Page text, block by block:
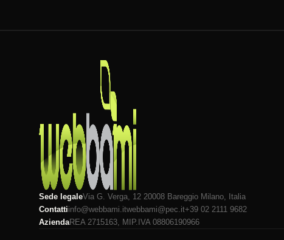
Sede legaleVia G. Verga, 12 20008 Bareggio Milano , Italia
Contattiinfo@webbami.itwebbami@pec.it+39 02 2111 9682
AziendaREA 2715163, MIP.IVA 08806190966